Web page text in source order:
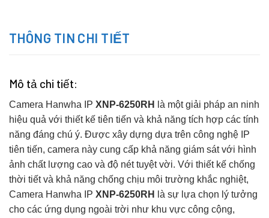
THÔNG TIN CHI TIẾT
Mô tả chi tiết:
Camera Hanwha IP XNP-6250RH
là một giải pháp an ninh
hiệu quả với thiết kế tiên tiến và khả năng tích hợp các tính
năng đáng chú ý. Được xây dựng dựa trên công nghệ IP
tiên tiến, camera này cung cấp khả năng giám sát với hình
ảnh chất lượng cao và độ nét tuyệt vời. Với thiết kế chống
thời tiết và khả năng chống chịu môi trường khắc nghiệt,
Camera Hanwha IP XNP-6250RH
là sự lựa chọn lý tưởng
cho các ứng dụng ngoài trời như khu vực công cộng,